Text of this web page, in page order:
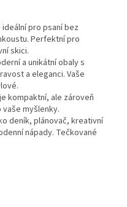
ideální pro psaní bez
Perfektní pro
skici.
a unikátní obaly s
a eleganci. Vaše
kompaktní, ale zároveň
myšlenky.
deník, plánovač, kreativní
nápady. Tečkované